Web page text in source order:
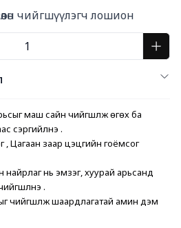
чийгшүүлэгч лошион
маш сайн чийгшүүлж өгөх ба
сэргийлнэ .
, Цагаан заар цэцгийн гоёмсог
нь эмзэг, хуурай арьсанд
.
чийгшүүлж шаардлагатай амин дэм